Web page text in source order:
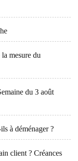
mesure du
du 3 août
à déménager ?
client ? Créances